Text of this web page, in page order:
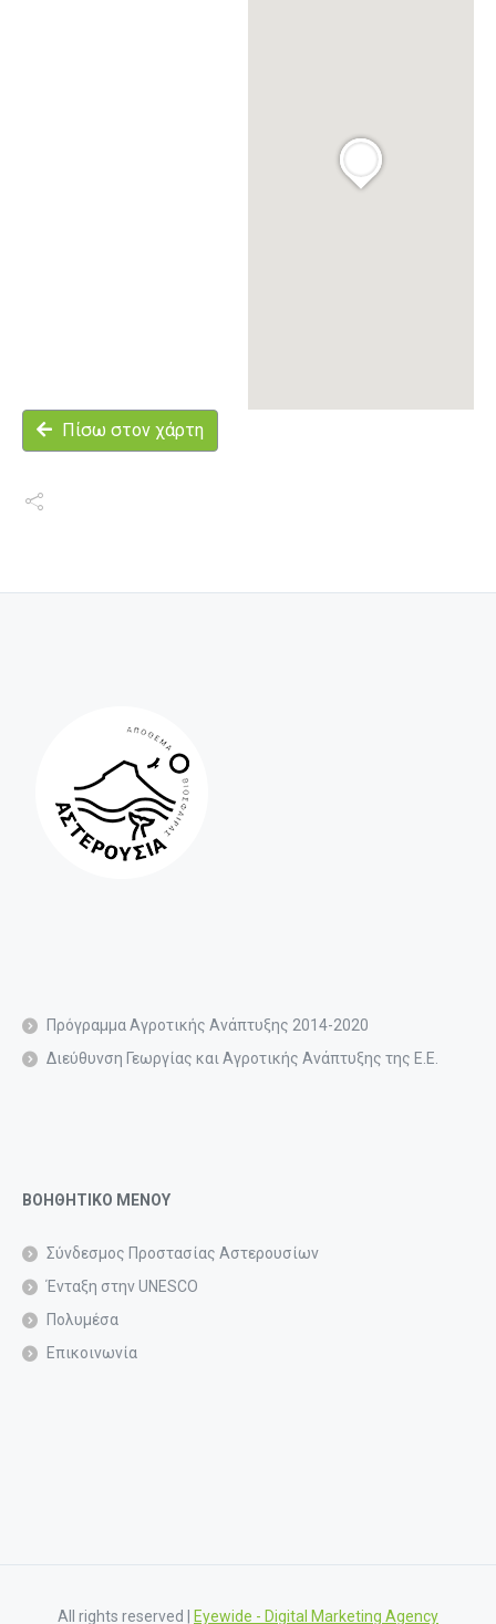
Πίσω στον χάρτη
Πρόγραμμα Αγροτικής Ανάπτυξης 2014-2020
Διεύθυνση Γεωργίας και Αγροτικής Ανάπτυξης της Ε.Ε.
ΒΟΗΘΗΤΙΚΟ ΜΕΝΟΥ
Σύνδεσμος Προστασίας Αστερουσίων
Ένταξη στην UNESCO
Πολυμέσα
Επικοινωνία
All rights reserved | Eyewide - Digital Marketing Agency